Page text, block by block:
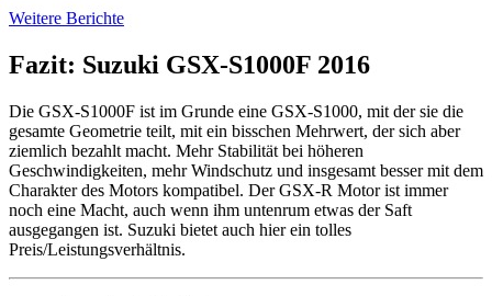
Weitere Berichte
Fazit: Suzuki GSX-S1000F 2016
Die GSX-S1000F ist im Grunde eine GSX-S1000, mit der sie die
gesamte Geometrie teilt, mit ein bisschen Mehrwert, der sich aber
ziemlich bezahlt macht. Mehr Stabilität bei höheren
Geschwindigkeiten, mehr Windschutz und insgesamt besser mit dem
Charakter des Motors kompatibel. Der GSX-R Motor ist immer
noch eine Macht, auch wenn ihm untenrum etwas der Saft
ausgegangen ist. Suzuki bietet auch hier ein tolles
Preis/Leistungsverhältnis.